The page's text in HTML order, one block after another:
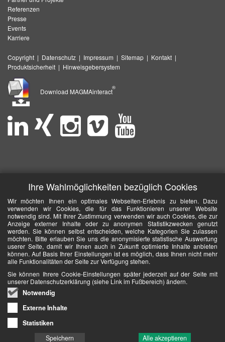
Referenzen
Presse
Events
Karriere
Copyright | Datenschutz | Impressum | Sitemap | Kontakt |
Produktsicherheit | Hinweisgebersystem
Download MAGMAinteract
®
Ihre Wahlmöglichkeiten bezüglich Cookies
Wir möchten Ihnen ein optimales Webseiten-Erlebnis zu bieten. Dazu
verwenden wir Cookies, die für das Funktionieren unserer Website
notwendig sind. Mit Ihrer Zustimmung verwenden wir auch Cookies, die zur
Anzeige externer Inhalte oder zu anonymen Statistikzwecken genutzt
werden. Sie können selbst entscheiden, welche Kategorien Sie zulassen
möchten. Bitte erlauben Sie uns die anonymisierte statistische Auswertung
userer Seite, damit wir Ihnen auch in Zukunft optimierte Inhalte anbieten
können. Auf Basis Ihrer Einstellungen ist es möglich, dass Ihnen nicht mehr
alle Funktionalitäten der Seite zur Verfügung stehen.
Sie können Ihrere Cookie-Einstellungen später jederzeit auf der Seite mit
unserer Datenschutzerklärung (siehe Link im Fußbereich) ändern.
Notwendig
Externe Inhalte
Statistiken
Speichern
Alle akzeptieren